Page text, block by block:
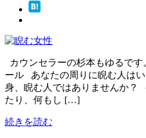
カウンセラーの杉本もゆるで
ール あなたの周りに睨む人は
身、睨む人ではありませんか？
たり、何もし […]
続きを読む